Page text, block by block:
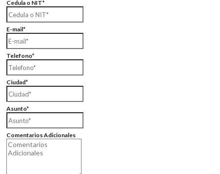
Cedula o NIT*
E-mail*
Telefono*
Ciudad*
Asunto*
Comentarios Adicionales